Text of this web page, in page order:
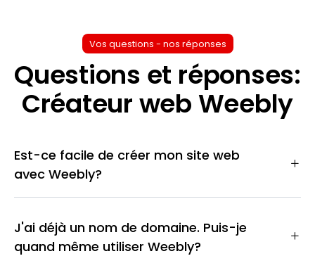
Vos questions - nos réponses
Questions et réponses:
Créateur web Weebly
Est-ce facile de créer mon site web
avec Weebly?
J'ai déjà un nom de domaine. Puis-je
quand même utiliser Weebly?